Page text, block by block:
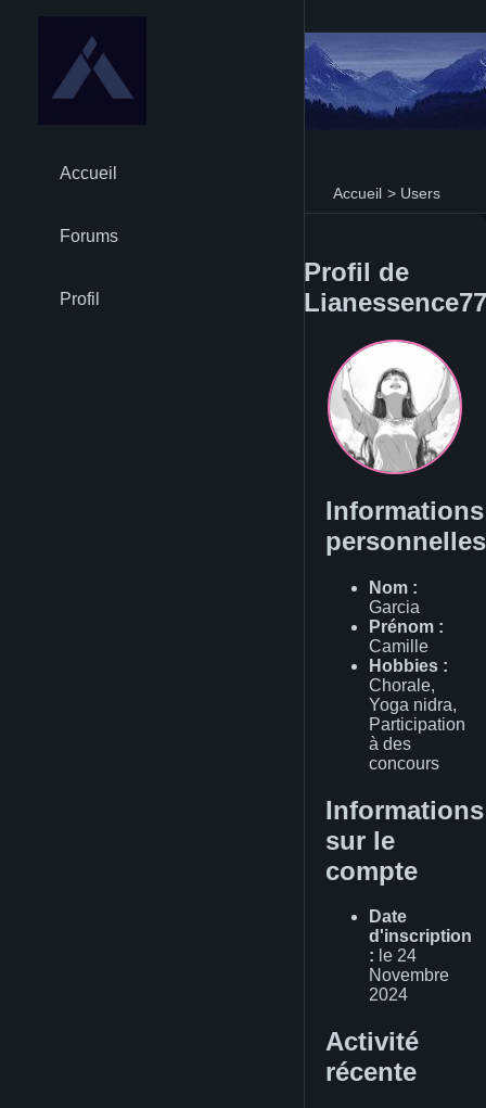
Accueil > Users
Accueil
Forums
Profil
Profil de
Lianessence77
Informations
personnelles
Nom :
Garcia
Prénom :
Camille
Hobbies :
Chorale,
Yoga nidra,
Participation
à des
concours
Informations
sur le
compte
Date
d'inscription
: le 24
Novembre
2024
Activité
récente